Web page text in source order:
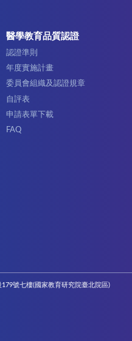
醫學教育品質認證
認證準則
年度實施計畫
委員會組織及認證規章
自評表
申請表單下載
FAQ
號七樓(國家教育研究院臺北院區)